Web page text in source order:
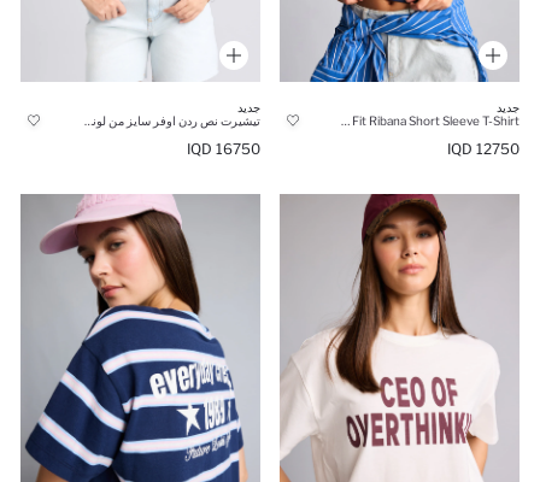
جديد
12750 IQD
جديد
16750 IQD